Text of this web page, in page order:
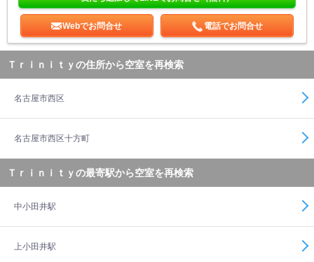
Webでお問合せ 電話でお問合せ
Ｔｒｉｎｉｔｙの住所から空室を再検索
名古屋市西区
名古屋市西区十方町
Ｔｒｉｎｉｔｙの最寄駅から空室を再検索
中小田井駅
上小田井駅